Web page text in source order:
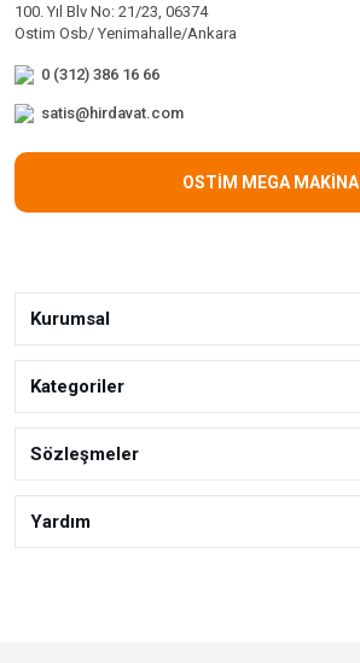
100. Yıl Blv No: 21/23, 06374
Ostim Osb/ Yenimahalle/Ankara
0 (312) 386 16 66
satis@hirdavat.com
OSTİM MEGA MAKİNA
Kurumsal
Kategoriler
Sözleşmeler
Yardım